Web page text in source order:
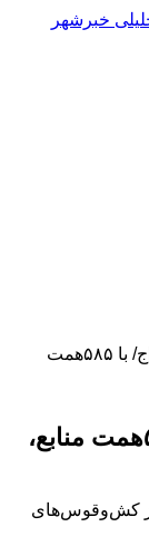
پشت‌پرده تثبیت وام ازدواج/ با ۵۸۵همت
پشت‌پرده تثبیت وام ازدواج/ با ۵۸۵همت منابع،
آن پس از کش‌وقوس‌های